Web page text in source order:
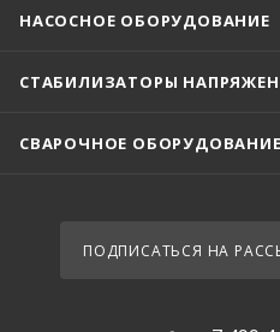
НАСОСНОЕ ОБОРУДОВАНИЕ
СТАБИЛИЗАТОРЫ
СВАРОЧНОЕ ОБОРУДОВАНИЕ
ПОДПИСАТЬСЯ НА